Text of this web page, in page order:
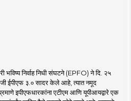
भविष्य निर्वाह निधी संघटने (EPFO) ने दि. २५
ईपीएफ ३.० सादर केले आहे, त्यात नमूद
इपीएफधारकांना एटीएम आणि यूपीआयद्वारे एक